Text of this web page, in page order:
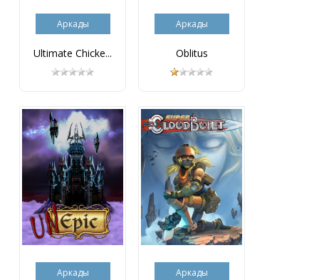
Аркады
Ultimate Chicke...
Аркады
Oblitus
Аркады Аркады